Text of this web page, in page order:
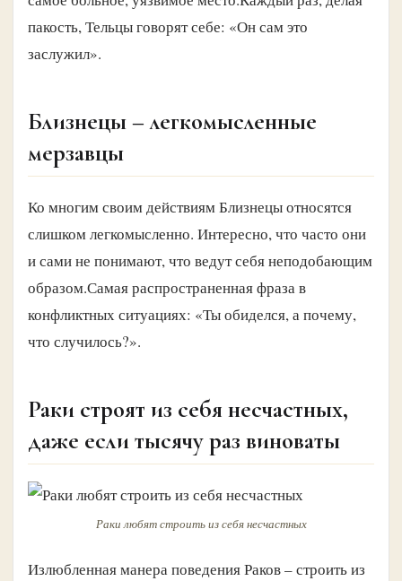
пакость, Тельцы говорят себе: «Он сам это
заслужил».
Близнецы – легкомысленные
мерзавцы
Ко многим своим действиям Близнецы относятся
слишком легкомысленно. Интересно, что часто они
и сами не понимают, что ведут себя неподобающим
образом.Самая распространенная фраза в
конфликтных ситуациях: «Ты обиделся, а почему,
что случилось?».
Раки строят из себя несчастных,
даже если тысячу раз виноваты
Раки любят строить из себя несчастных
Излюбленная манера поведения Раков – строить из